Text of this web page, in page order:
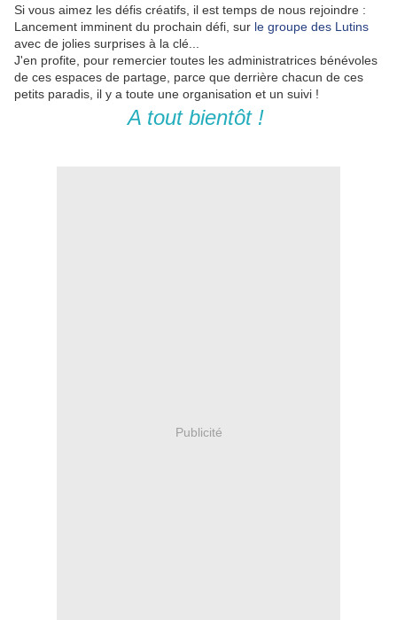
Si vous aimez les défis créatifs, il est temps de nous rejoindre :
Lancement imminent du prochain défi, sur le groupe des Lutins
avec de jolies surprises à la clé...
J'en profite, pour remercier toutes les administratrices bénévoles
de ces espaces de partage, parce que derrière chacun de ces
petits paradis, il y a toute une organisation et un suivi !
A tout bientôt !
Publicité